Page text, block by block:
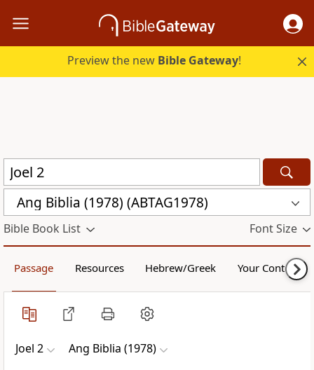
Preview the new Bible Gateway!
Ang Biblia (1978) (ABTAG1978)
Bible Book List Font Size
Passage Resources Hebrew/Greek Your Content
Joel 2 Ang Biblia (1978)